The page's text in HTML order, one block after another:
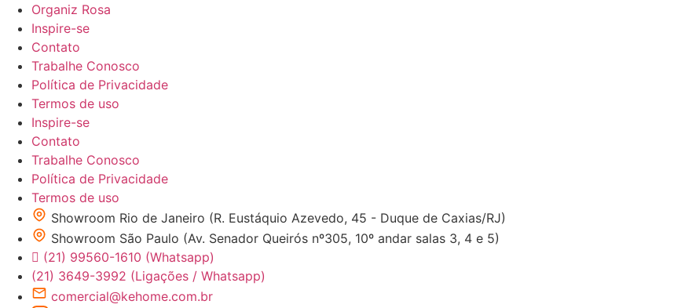
Organiz Rosa
Inspire-se
Contato
Trabalhe Conosco
Política de Privacidade
Termos de uso
Inspire-se
Contato
Trabalhe Conosco
Política de Privacidade
Termos de uso
Showroom Rio de Janeiro (R. Eustáquio Azevedo, 45 - Duque de Caxias/RJ)
Showroom São Paulo (Av. Senador Queirós nº305, 10º andar salas 3, 4 e 5)
(21) 99560-1610 (Whatsapp)
(21) 3649-3992 (Ligações / Whatsapp)
comercial@kehome.com.br